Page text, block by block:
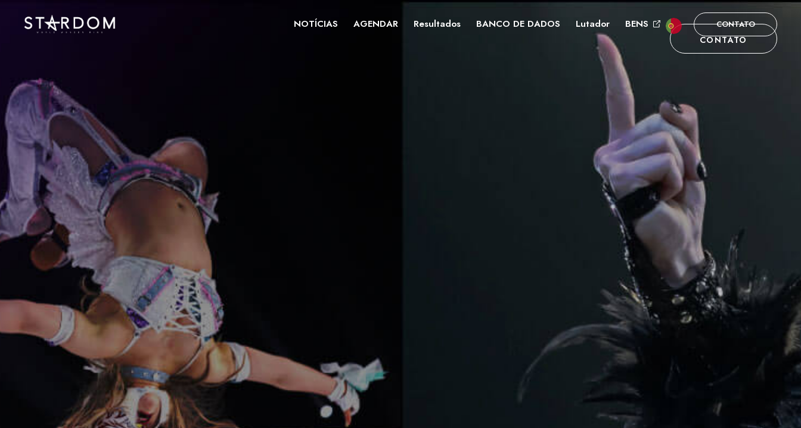
NOTÍCIAS AGENDAR Resultados BANCO DE DADOS Lutador BENS CONTATO
CONTATO